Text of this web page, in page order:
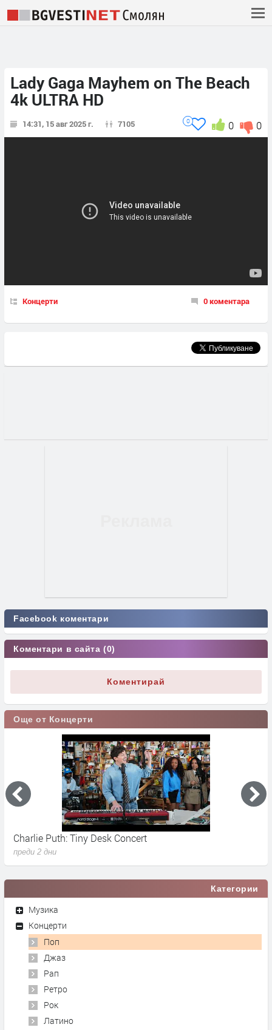
Lady Gaga Mayhem on The Beach
4k ULTRA HD
14:31, 15 авг 2025 г. 7105 0
0
0
Концерти 0 коментара
Facebook коментари
Коментари в сайта (0)
Коментирай
Още от Концерти
Charlie Puth: Tiny Desk Concert
преди 2 дни
Категории
Музика
Концерти
Поп
Джаз
Рап
Ретро
Рок
Латино